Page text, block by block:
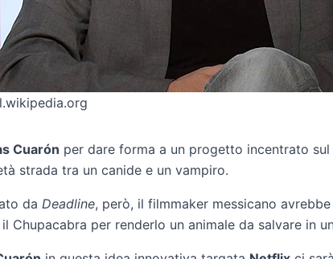
Cuarón per dare forma a un progetto incentrato
strada tra un canide e un vampiro.
da Deadline, però, il filmmaker messicano
Chupacabra per renderlo un animale da salvare in